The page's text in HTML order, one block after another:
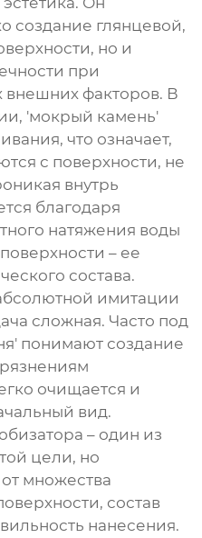
создание глянцевой,
но и
при
внешних факторов. В
'мокрый камень'
что означает,
с поверхности, не
внутрь
благодаря
натяжения воды
– ее
состава.
имитации
сложная. Часто под
понимают создание
очищается и
вид.
– один из
цели, но
множества
состав
нанесения.